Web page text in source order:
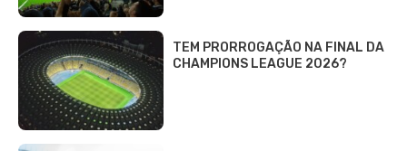
TEM PRORROGAÇÃO NA FINAL DA
CHAMPIONS LEAGUE 2026?